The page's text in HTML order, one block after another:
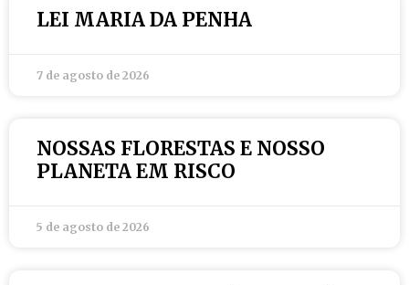
LEI MARIA DA PENHA
7 de agosto de 2026
NOSSAS FLORESTAS E NOSSO
PLANETA EM RISCO
5 de agosto de 2026